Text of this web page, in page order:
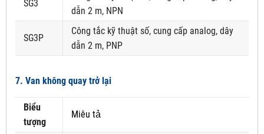
SG3
dẫn 2 m, NPN
SG3P
Công tắc kỹ thuật số, cung cấp analog, dây
dẫn 2 m, PNP
7. Van không quay trở lại
Biểu
tượng
Miêu tả